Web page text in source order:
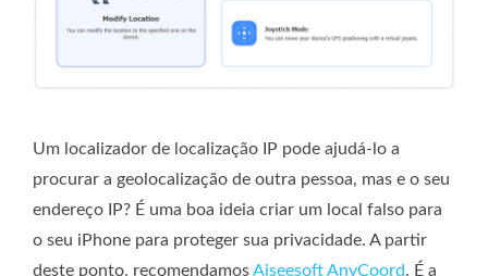
Um localizador de localização IP pode ajudá-lo a
procurar a geolocalização de outra pessoa, mas e o seu
endereço IP? É uma boa ideia criar um local falso para
o seu iPhone para proteger sua privacidade. A partir
deste ponto, recomendamosAiseesoft AnyCoord. É a